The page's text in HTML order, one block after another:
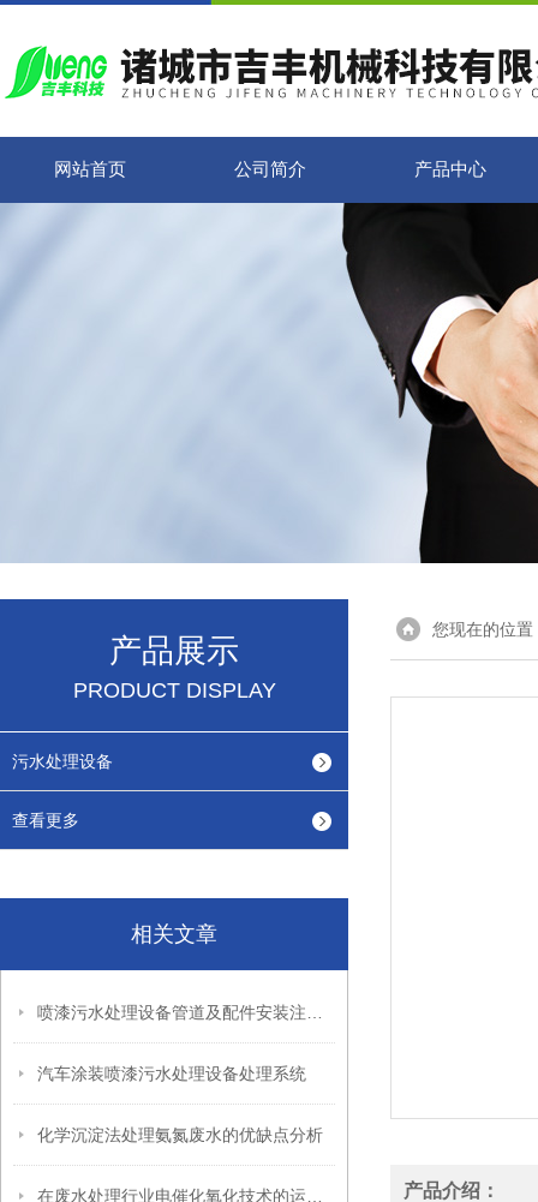
网站首页 公司简介 产品中心
产品展示
PRODUCT DISPLAY
污水处理设备
查看更多
相关文章
汽车涂装喷漆污水处理设备处理系统
化学沉淀法处理氨氮废水的优缺点分析
您现在的位置
产品介绍：